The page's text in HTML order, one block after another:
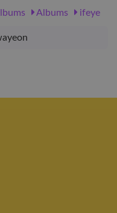
Albums ifeye